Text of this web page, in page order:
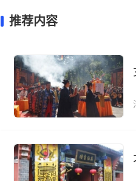
推荐内容